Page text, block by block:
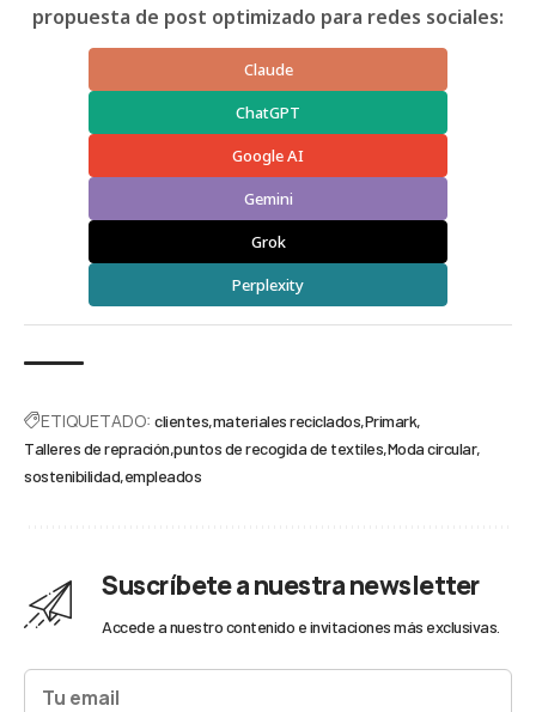
propuesta de post optimizado para redes sociales:
Claude
ChatGPT
Google AI
Gemini
Grok
Perplexity
ETIQUETADO: clientes materiales reciclados Primark
Talleres de repración puntos de recogida de textiles Moda circular
sostenibilidad empleados
Suscríbete a nuestra newsletter
Accede a nuestro contenido e invitaciones más exclusivas.